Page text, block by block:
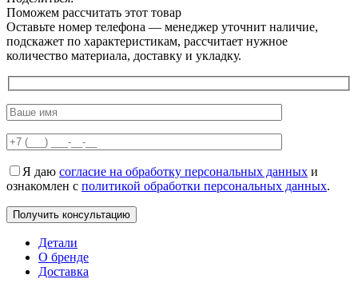
Поможем рассчитать этот товар
Оставьте номер телефона — менеджер уточнит наличие,
подскажет по характеристикам, рассчитает нужное
количество материала, доставку и укладку.
Я даю согласие на обработку персональных данных и
ознакомлен с политикой обработки персональных данных.
Детали
О бренде
Доставка